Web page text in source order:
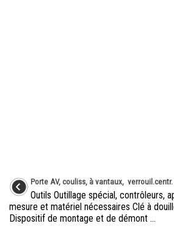
Porte AV, couliss, à vantaux, verrouil.centr.
Outils Outillage spécial, contrôleurs,
mesure et matériel nécessaires Clé à
Dispositif de montage et de démont ...